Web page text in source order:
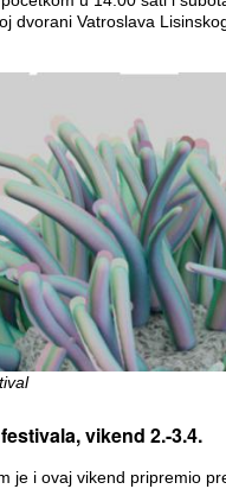
dvorani Vatroslava
vikend 2.-3.4.
je i ovaj vikend pripremio